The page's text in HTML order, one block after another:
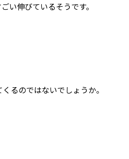
い伸びているそうです。
るのではないでしょうか。